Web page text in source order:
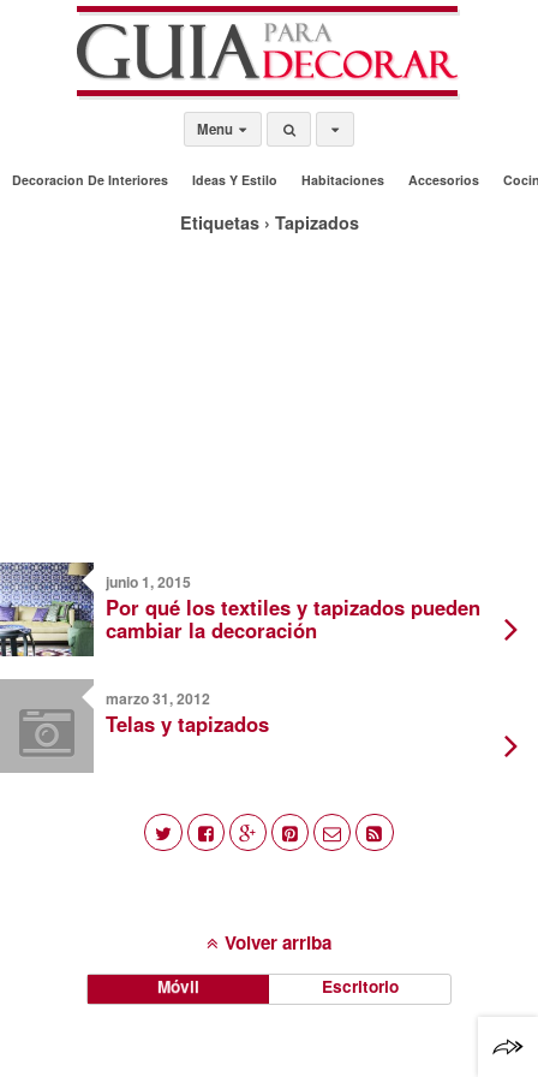
Menu
Decoracion De Interiores Ideas Y Estilo Habitaciones Accesorios
Etiquetas › Tapizados
junio 1, 2015
Por qué los textiles y tapizados pueden
cambiar la decoración
marzo 31, 2012
Telas y tapizados
Volver arriba
Móvil Escritorio